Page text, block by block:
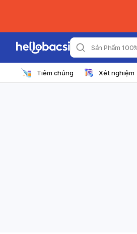
Sản Phẩm
Tiêm chủng Xét nghiệm